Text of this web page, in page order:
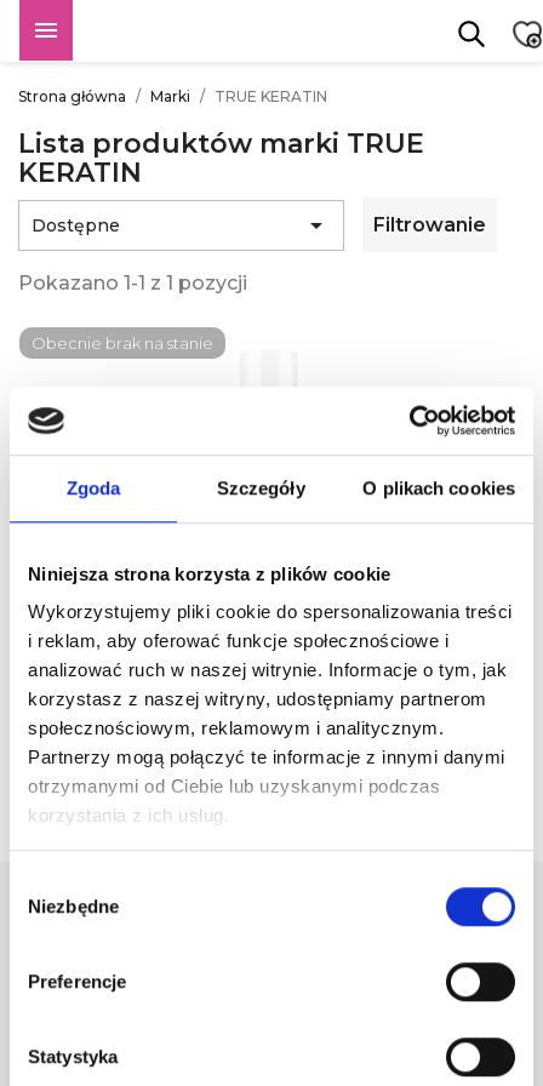
Zgoda Szczegóły O plikach cookies
Niniejsza strona korzysta z plików cookie
Wykorzystujemy pliki cookie do spersonalizowania treści
i reklam, aby oferować funkcje społecznościowe i
analizować ruch w naszej witrynie. Informacje o tym, jak
korzystasz z naszej witryny, udostępniamy partnerom
społecznościowym, reklamowym i analitycznym.
Partnerzy mogą połączyć te informacje z innymi danymi
otrzymanymi od Ciebie lub uzyskanymi podczas
korzystania z ich usług.
zgody
Niezbędne
Preferencje
Statystyka

Strona główna Marki TRUE KERATIN
Lista produktów marki TRUE
KERATIN
Dostępne  Filtrowanie
Pokazano 1-1 z 1 pozycji
True Keratin Moroccan Miracle Ultra Hydrating Conditioner
- Odżywka...
98,00 zł
Obecnie brak na stanie
Otrzymuj informację o nowościach i wyprzedażach